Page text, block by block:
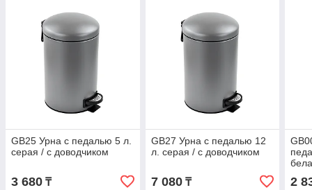
GB25 Урна с педалью 5 л.
серая / с доводчиком
3 680 ₸
GB27 Урна с педалью 12
л. серая / с доводчиком
7 080₸ 2